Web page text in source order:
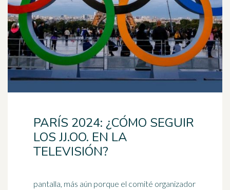
PARÍS 2024: ¿CÓMO SEGUIR
LOS JJ.OO. EN LA
TELEVISIÓN?
pantalla, más aún porque el comité organizador